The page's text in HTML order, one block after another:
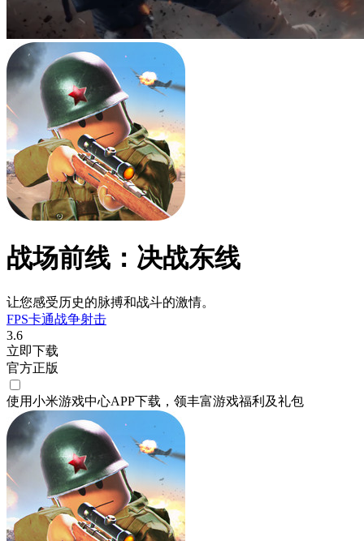
战场前线：决战东线
让您感受历史的脉搏和战斗的激情。
FPS卡通战争射击
3.6
立即下载
官方正版
使用小米游戏中心APP下载 ，领丰富游戏福利 及礼包